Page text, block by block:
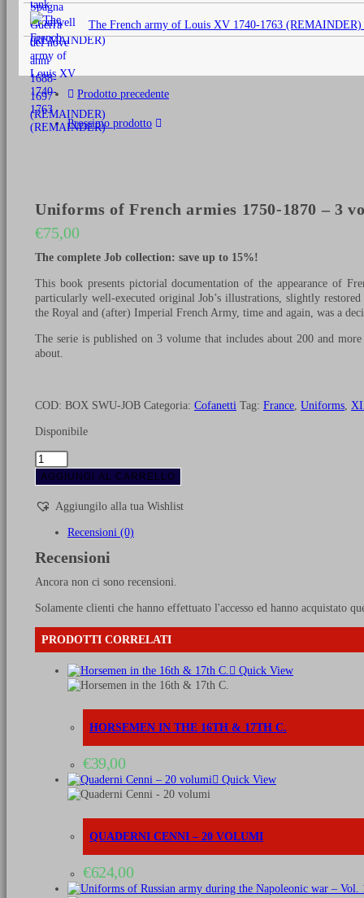
originale
era:
The French army of Louis XV 1740-1763 (REMAINDER)
Prodotto precedente
Prossimo prodotto
Uniforms of French armies 1750-1870 – 3
€75,00
The complete Job collection: save up to 15%!
This book presents pictorial documentation of the appearance of
particularly well-executed original Job’s illustrations, slightly
the Royal and (after) Imperial French Army, time and again, was a
The serie is published on 3 volume that includes about 200 and
about.
COD: BOX SWU-JOB Categoria: Cofanetti Tag: France Uniforms
Disponibile
Uniforms
of
French
armies
1750-
1870
3
quantità
AGGIUNGI AL CARRELLO
Aggiungilo alla tua Wishlist
Recensioni (0)
Recensioni
Ancora non ci sono recensioni.
Solamente clienti che hanno effettuato l'accesso ed hanno acquistato
PRODOTTI CORRELATI
Quick View
HORSEMEN IN THE 16TH & 17TH C.
€39,00
Quick View
QUADERNI CENNI – 20 VOLUMI
€624,00